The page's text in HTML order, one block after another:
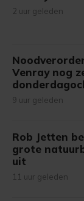
2 uur geleden
Venray nog
9 uur geleden
Rob Jetten
grote
uit
11 uur geleden